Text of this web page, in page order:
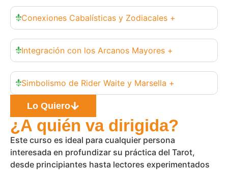
Conexiones Cabalísticas y Zodiacales +
Integración con los Arcanos Mayores +
Simbolismo de Rider Waite y Marsella +
Lo Quiero
¿A quién va dirigida?
Este curso es ideal para cualquier persona
interesada en profundizar su práctica del Tarot,
desde principiantes hasta lectores experimentados